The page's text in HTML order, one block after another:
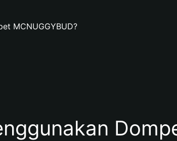
MCNUGGYBUD?